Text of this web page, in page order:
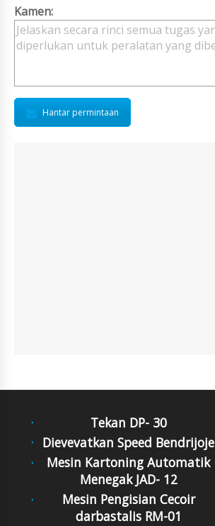
Kamen:
Hantar permintaan
Tekan DP- 30
Dievevatkan Speed Bendrijoje
Mesin Kartoning Automatik
Menegak JAD- 12
Mesin Pengisian Cecoir
darbastalis RM-01